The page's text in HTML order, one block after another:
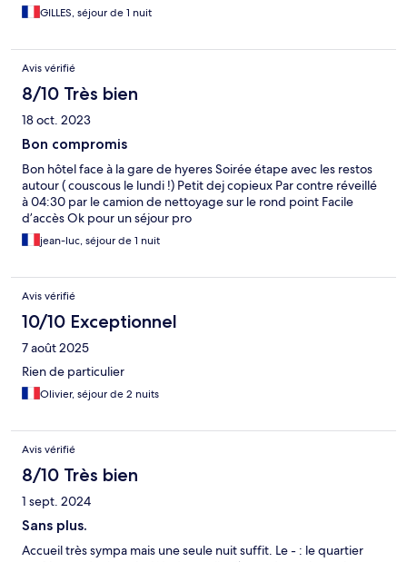
GILLES, séjour de 1 nuit
Avis vérifié
8/10 Très bien
18 oct. 2023
Bon compromis
Bon hôtel face à la gare de hyeres Soirée étape avec les restos
autour ( couscous le lundi !) Petit dej copieux Par contre réveillé
à 04:30 par le camion de nettoyage sur le rond point Facile
d’accès Ok pour un séjour pro
jean-luc, séjour de 1 nuit
Avis vérifié
10/10 Exceptionnel
7 août 2025
Rien de particulier
Olivier, séjour de 2 nuits
Avis vérifié
8/10 Très bien
1 sept. 2024
Sans plus.
Accueil très sympa mais une seule nuit suffit. Le - : le quartier